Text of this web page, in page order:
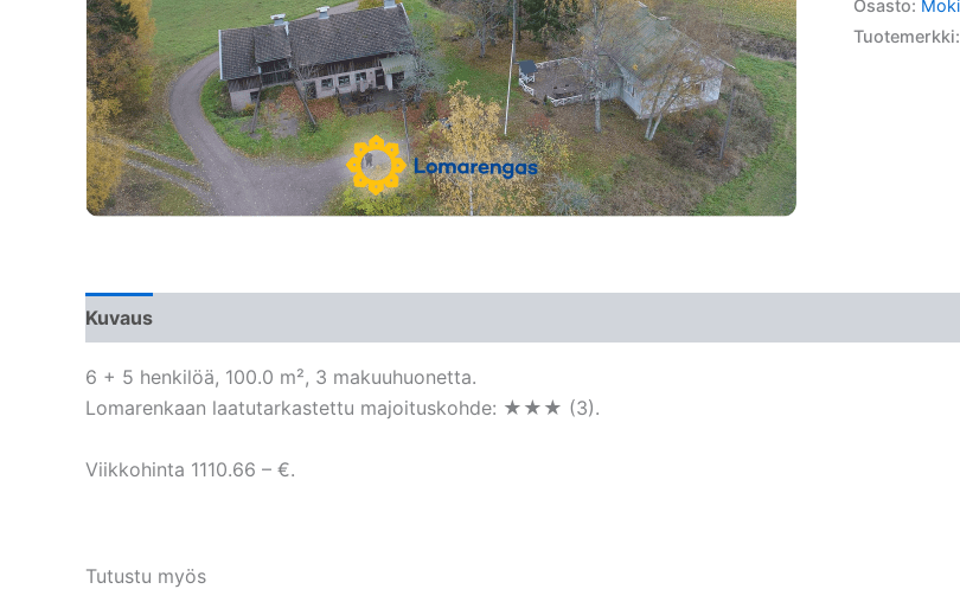
Osasto:
Tuotemerkki:
Kuvaus
6 + 5 henkilöä, 100.0 m², 3 makuuhuonetta.
Lomarenkaan laatutarkastettu majoituskohde: ★★★ (3).
Viikkohinta 1110.66 – €.
Tutustu myös